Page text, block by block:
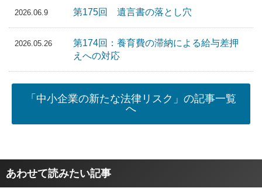
2026.06.9 第175回 遺言書の落とし穴
2026.05.26
第174回：養育費の滞納による給与差押
えへの対応
「中小企業の新たな法律リスク」の記事一覧
へ
あわせて読みたい記事